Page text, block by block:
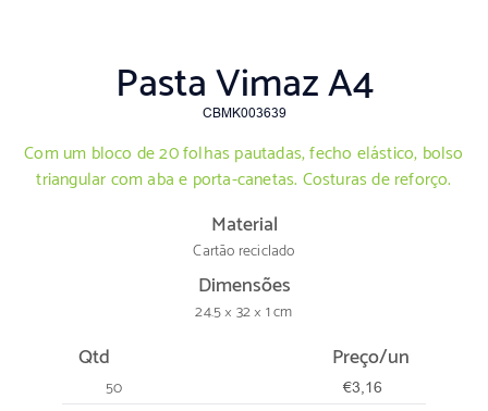
Pasta Vimaz A4
CBMK003639
Com um bloco de 20 folhas pautadas, fecho elástico, bolso
triangular com aba e porta-canetas. Costuras de reforço.
Material
Cartão reciclado
Dimensões
24.5 × 32 × 1 cm
Qtd Preço/un
50 €3,16